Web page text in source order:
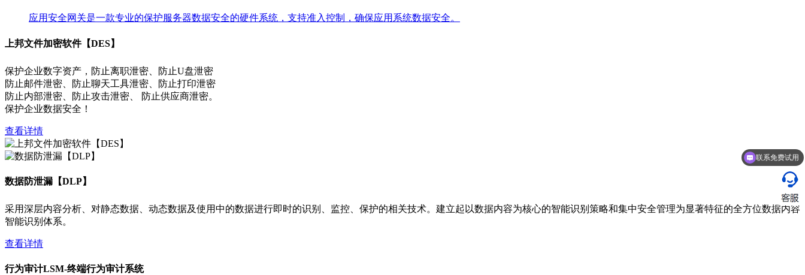
应用安全网关是一款专业的保护服务器数据安全的硬件系统，支持准入控制，确保应用系统数据安全。
上邦文件加密软件【DES】
保护企业数字资产，防止离职泄密、防止U盘泄密
防止邮件泄密、防止聊天工具泄密、防止打印泄密
防止内部泄密、防止攻击泄密、 防止供应商泄密。
保护企业数据安全！
查看详情
数据防泄漏【DLP】
采用深层内容分析、对静态数据、动态数据及使用中的数据进行即时的识别、监控、保护的相关技术。建立起以数据内容为核心的智能识别策略和集中安全管理为显著特征的全方位数据内容
智能识别体系。
查看详情
行为审计LSM-终端行为审计系统
EDM图纸管理了解